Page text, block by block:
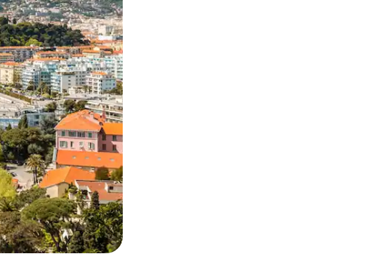
abajo, o bien tocando y deslizando la pantalla.